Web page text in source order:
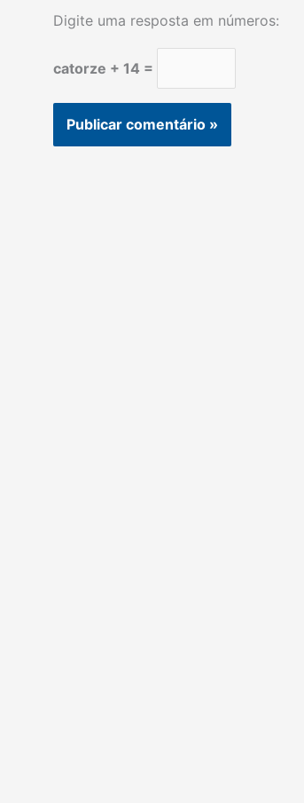
Digite uma resposta em números:
catorze + 14 =